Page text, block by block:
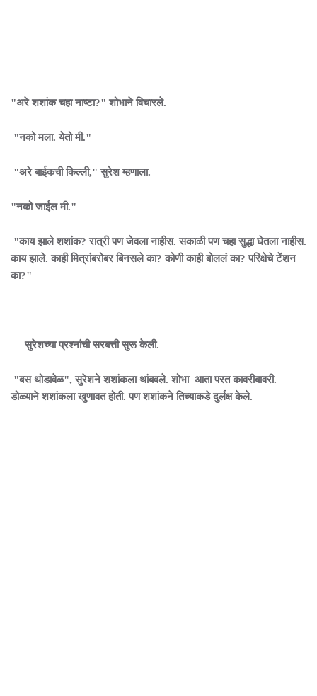
"अरे शशांक चहा नाष्टा?" शोभाने विचारले.
"नको मला. येतो मी."
"अरे बाईकची किल्ली," सुरेश म्हणाला.
"नको जाईल मी."
"काय झाले शशांक? रात्री पण जेवला नाहीस. सकाळी पण चहा सुद्धा घेतला नाहीस.
काय झाले. काही मित्रांबरोबर बिनसले का? कोणी काही बोललं का? परिक्षेचे टेंशन
का?"
सुरेशच्या प्रश्नांची सरबत्ती सुरू केली.
"बस थोडावेळ", सुरेशने शशांकला थांबवले. शोभा आता परत कावरीबावरी.
डोळ्याने शशांकला खुणावत होती. पण शशांकने तिच्याकडे दुर्लक्ष केले.